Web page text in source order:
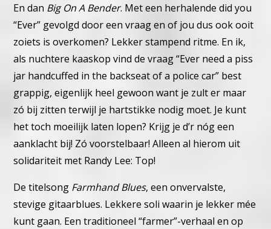
En dan Big On A Bender. Met een herhalende did you
“Ever” gevolgd door een vraag en of jou dus ook ooit
zoiets is overkomen? Lekker stampend ritme. En ik,
als nuchtere kaaskop vind de vraag “Ever need a piss
jar handcuffed in the backseat of a police car” best
grappig, eigenlijk heel gewoon want je zult er maar
zó bij zitten terwijl je hartstikke nodig moet. Je kunt
het toch moeilijk laten lopen? Krijg je d’r nóg een
aanklacht bij! Zó voorstelbaar! Alleen al hierom uit
solidariteit met Randy Lee: Top!
De titelsong Farmhand Blues, een onvervalste,
stevige gitaarblues. Lekkere soli waarin je lekker mée
kunt gaan. Een traditioneel “farmer”-verhaal en op